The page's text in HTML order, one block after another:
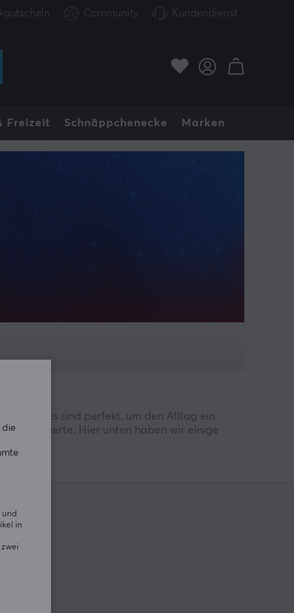
Community Kundendienst
Freizeit Schnäppchenecke Marken
Gadgets sind perfekt, um den Alltag ein
Hier unten haben wir einige
die
und
in